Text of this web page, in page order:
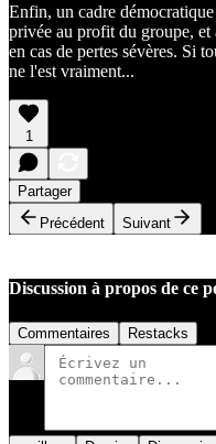
Enfin, un cadre
privée au profit du groupe, et
en cas de pertes sévères. Si
ne l'est vraiment...
1
Partager
Précédent
Suivant
Discussion à propos de ce
Commentaires Restacks